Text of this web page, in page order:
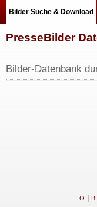
Bilder Suche & Download
PresseBilder
Bilder-Datenbank
O B|